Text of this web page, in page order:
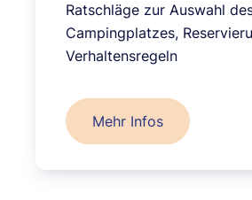
Ratschläge zur Auswahl
Campingplatzes,
Verhaltensregeln
Mehr Infos